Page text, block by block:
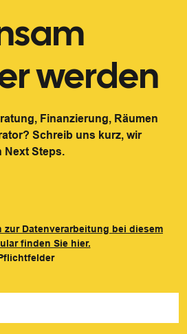
werden
Finanzierung, Räumen
Schreib uns kurz, wir
Next Steps.
zur Datenverarbeitung bei diesem
finden Sie hier.